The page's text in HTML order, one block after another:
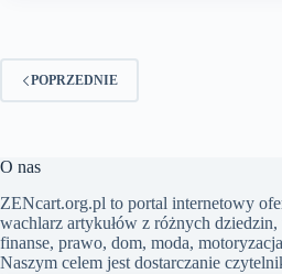
POPRZEDNIE
O nas
​ZENcart.org.pl to portal internetowy
wachlarz artykułów z różnych
finanse, prawo, dom, moda,
Naszym celem jest dostarczanie